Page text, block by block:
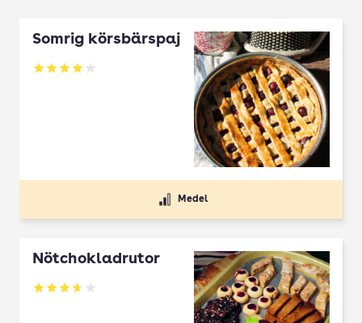
Somrig körsbärspaj
Betyg: 4 av 5
Medel
Nötchokladrutor
Betyg: 3.65 av 5